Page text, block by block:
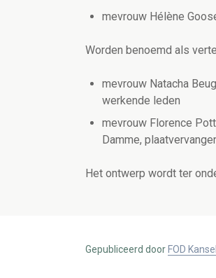
mevrouw Hélène
Worden benoemd als
mevrouw Natacha
werkende leden
mevrouw Florence
Damme,
Het ontwerp wordt ter
Gepubliceerd door FOD